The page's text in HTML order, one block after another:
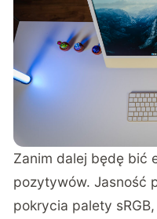
Zanim dalej będę bić
pozytywów. Jasność
pokrycia palety